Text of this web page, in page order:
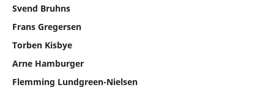
Svend Bruhns
Frans Gregersen
Torben Kisbye
Arne Hamburger
Flemming Lundgreen-Nielsen